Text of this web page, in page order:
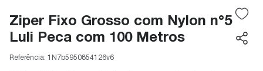
Ziper Fixo Grosso com Nylon n°5
Luli Peca com 100 Metros
Referência: 1N7b5950854126v6
º
overloque
4º
kits
6 º
facilita pro 4432